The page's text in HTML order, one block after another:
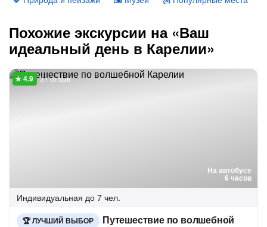
Похожие экскурсии на «Ваш
идеальный день в Карелии»
На автобусе
6 часов
31 отзыв
Индивидуальная до 7 чел.
ЛУЧШИЙ ВЫБОР
Путешествие по волшебной